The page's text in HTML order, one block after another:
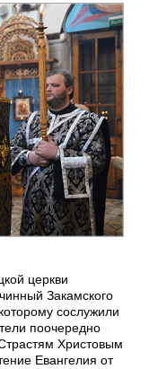
церкви
Закамского
сослужили
поочередно
Христовым
Евангелия от